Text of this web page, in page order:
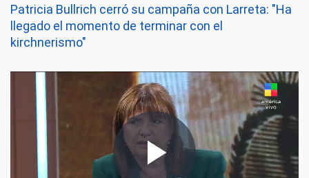
Patricia Bullrich cerró su campaña con Larreta: "Ha
llegado el momento de terminar con el
kirchnerismo"